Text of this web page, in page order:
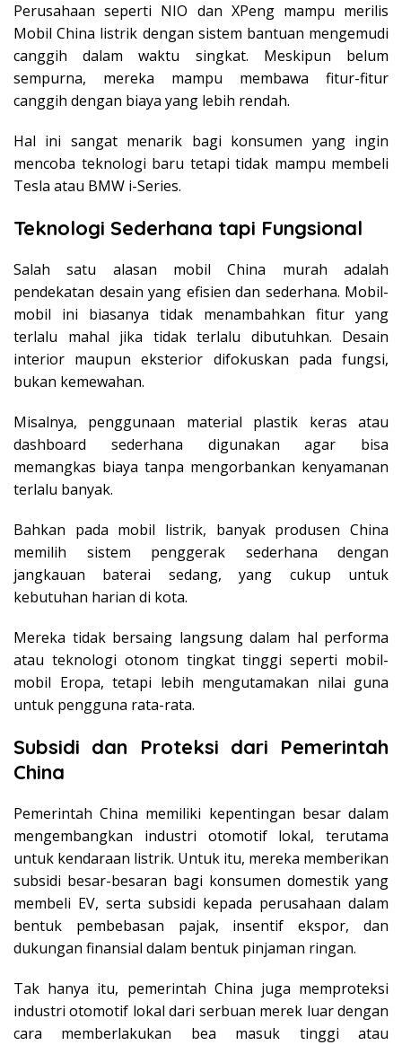
Perusahaan seperti NIO dan XPeng mampu merilis
Mobil China listrik dengan sistem bantuan mengemudi
canggih dalam waktu singkat. Meskipun belum
sempurna, mereka mampu membawa fitur-fitur
canggih dengan biaya yang lebih rendah.
Hal ini sangat menarik bagi konsumen yang ingin
mencoba teknologi baru tetapi tidak mampu membeli
Tesla atau BMW i-Series.
Teknologi Sederhana tapi Fungsional
Salah satu alasan mobil China murah adalah
pendekatan desain yang efisien dan sederhana. Mobil-
mobil ini biasanya tidak menambahkan fitur yang
terlalu mahal jika tidak terlalu dibutuhkan. Desain
interior maupun eksterior difokuskan pada fungsi,
bukan kemewahan.
Misalnya, penggunaan material plastik keras atau
dashboard sederhana digunakan agar bisa
memangkas biaya tanpa mengorbankan kenyamanan
terlalu banyak.
Bahkan pada mobil listrik, banyak produsen China
memilih sistem penggerak sederhana dengan
jangkauan baterai sedang, yang cukup untuk
kebutuhan harian di kota.
Mereka tidak bersaing langsung dalam hal performa
atau teknologi otonom tingkat tinggi seperti mobil-
mobil Eropa, tetapi lebih mengutamakan nilai guna
untuk pengguna rata-rata.
Subsidi dan Proteksi dari Pemerintah
China
Pemerintah China memiliki kepentingan besar dalam
mengembangkan industri otomotif lokal, terutama
untuk kendaraan listrik. Untuk itu, mereka memberikan
subsidi besar-besaran bagi konsumen domestik yang
membeli EV, serta subsidi kepada perusahaan dalam
bentuk pembebasan pajak, insentif ekspor, dan
dukungan finansial dalam bentuk pinjaman ringan.
Tak hanya itu, pemerintah China juga memproteksi
industri otomotif lokal dari serbuan merek luar dengan
cara memberlakukan bea masuk tinggi atau